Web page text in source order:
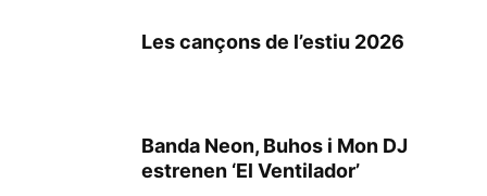
Les cançons de l’estiu 2026
Banda Neon, Buhos i Mon DJ
estrenen ‘El Ventilador’